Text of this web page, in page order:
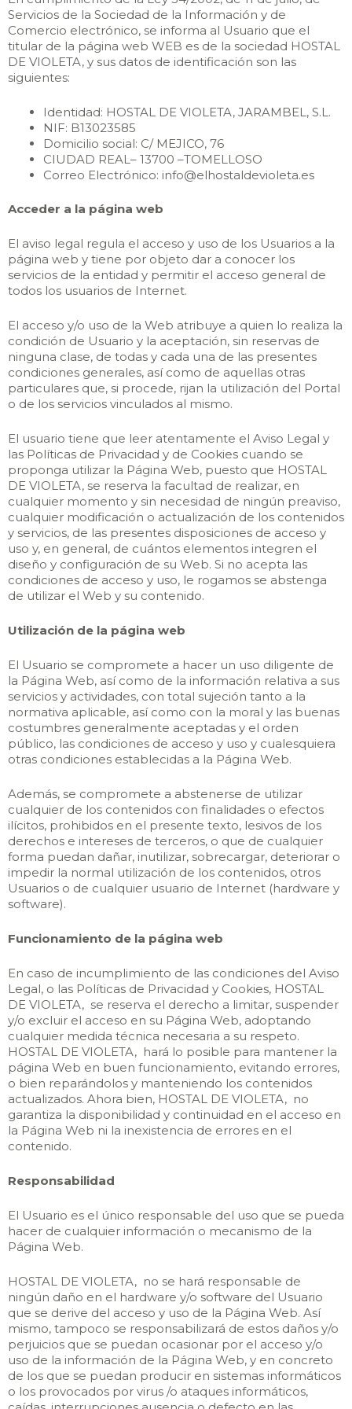
Servicios de la Sociedad de la Información y de
Comercio electrónico, se informa al Usuario que el
titular de la página web WEB es de la sociedad HOSTAL
DE VIOLETA, y sus datos de identificación son las
siguientes:
Identidad: HOSTAL DE VIOLETA, JARAMBEL, S.L.
NIF: B13023585
Domicilio social: C/ MEJICO, 76
CIUDAD REAL– 13700 –TOMELLOSO
Correo Electrónico: info@elhostaldevioleta.es
Acceder a la página web
El aviso legal regula el acceso y uso de los Usuarios a la
página web y tiene por objeto dar a conocer los
servicios de la entidad y permitir el acceso general de
todos los usuarios de Internet.
El acceso y/o uso de la Web atribuye a quien lo realiza la
condición de Usuario y la aceptación, sin reservas de
ninguna clase, de todas y cada una de las presentes
condiciones generales, así como de aquellas otras
particulares que, si procede, rijan la utilización del Portal
o de los servicios vinculados al mismo.
El usuario tiene que leer atentamente el Aviso Legal y
las Políticas de Privacidad y de Cookies cuando se
proponga utilizar la Página Web, puesto que HOSTAL
DE VIOLETA, se reserva la facultad de realizar, en
cualquier momento y sin necesidad de ningún preaviso,
cualquier modificación o actualización de los contenidos
y servicios, de las presentes disposiciones de acceso y
uso y, en general, de cuántos elementos integren el
diseño y configuración de su Web. Si no acepta las
condiciones de acceso y uso, le rogamos se abstenga
de utilizar el Web y su contenido.
Utilización de la página web
El Usuario se compromete a hacer un uso diligente de
la Página Web, así como de la información relativa a sus
servicios y actividades, con total sujeción tanto a la
normativa aplicable, así como con la moral y las buenas
costumbres generalmente aceptadas y el orden
público, las condiciones de acceso y uso y cualesquiera
otras condiciones establecidas a la Página Web.
Además, se compromete a abstenerse de utilizar
cualquier de los contenidos con finalidades o efectos
ilícitos, prohibidos en el presente texto, lesivos de los
derechos e intereses de terceros, o que de cualquier
forma puedan dañar, inutilizar, sobrecargar, deteriorar o
impedir la normal utilización de los contenidos, otros
Usuarios o de cualquier usuario de Internet (hardware y
software).
Funcionamiento de la página web
En caso de incumplimiento de las condiciones del Aviso
Legal, o las Políticas de Privacidad y Cookies, HOSTAL
DE VIOLETA, se reserva el derecho a limitar, suspender
y/o excluir el acceso en su Página Web, adoptando
cualquier medida técnica necesaria a su respeto.
HOSTAL DE VIOLETA, hará lo posible para mantener la
página Web en buen funcionamiento, evitando errores,
o bien reparándolos y manteniendo los contenidos
actualizados. Ahora bien, HOSTAL DE VIOLETA, no
garantiza la disponibilidad y continuidad en el acceso en
la Página Web ni la inexistencia de errores en el
contenido.
Responsabilidad
El Usuario es el único responsable del uso que se pueda
hacer de cualquier información o mecanismo de la
Página Web.
HOSTAL DE VIOLETA, no se hará responsable de
ningún daño en el hardware y/o software del Usuario
que se derive del acceso y uso de la Página Web. Así
mismo, tampoco se responsabilizará de estos daños y/o
perjuicios que se puedan ocasionar por el acceso y/o
uso de la información de la Página Web, y en concreto
de los que se puedan producir en sistemas informáticos
o los provocados por virus /o ataques informáticos,